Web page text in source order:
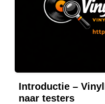
Introductie –
naar testers